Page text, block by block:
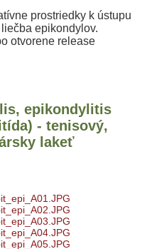
prostriedky k ústupu
epikondylov.
otvorene release
epikondylitis
- tenisový,
lakeť